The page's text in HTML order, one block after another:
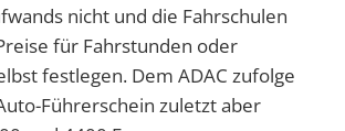
nicht und die Fahrschulen
für Fahrstunden oder
festlegen. Dem ADAC zufolge
Führerschein zuletzt aber